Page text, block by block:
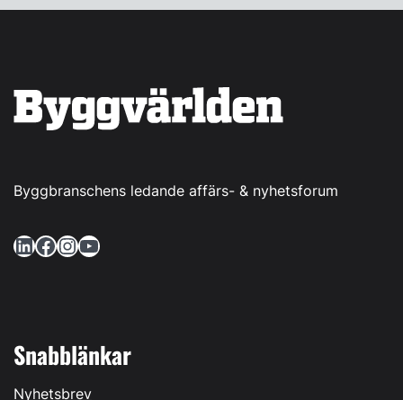
Byggbranschens ledande affärs- & nyhetsforum
LinkedIn Facebook InstagramYouTube
Snabblänkar
Nyhetsbrev